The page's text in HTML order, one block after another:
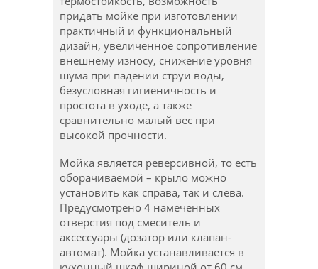
придать мойке при изготовлении
практичный и функциональный
дизайн, увеличенное сопротивление
внешнему износу, снижение уровня
шума при падении струи воды,
безусловная гигиеничность и
простота в уходе, а также
сравнительно малый вес при
высокой прочности.
Мойка является реверсивной, то есть
оборачиваемой – крыло можно
установить как справа, так и слева.
Предусмотрено 4 намеченных
отверстия под смеситель и
аксессуары (дозатор или клапан-
автомат). Мойка устанавливается в